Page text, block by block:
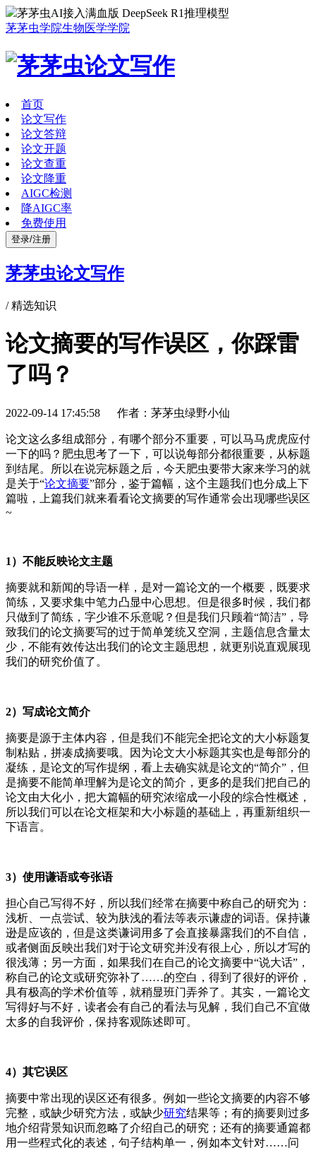
茅茅虫AI接入满血版 DeepSeek R1推理模型
茅茅虫学院生物医学学院
首页
论文写作
论文答辩
论文开题
论文查重
论文降重
AIGC检测
降AIGC率
免费使用
登录/注册
茅茅虫论文写作
/精选知识
论文摘要的写作误区，你踩雷
了吗？
2022-09-14 17:45:58 作者：茅茅虫绿野小仙
论文这么多组成部分，有哪个部分不重要，可以马马虎虎应付
一下的吗？肥虫思考了一下，可以说每部分都很重要，从标题
到结尾。所以在说完标题之后，今天肥虫要带大家来学习的就
是关于“论文摘要”部分，鉴于篇幅，这个主题我们也分成上下
篇啦，上篇我们就来看看论文摘要的写作通常会出现哪些误区
~
1）不能反映论文主题
摘要就和新闻的导语一样，是对一篇论文的一个概要，既要求
简练，又要求集中笔力凸显中心思想。但是很多时候，我们都
只做到了简练，字少谁不乐意呢？但是我们只顾着“简洁”，导
致我们的论文摘要写的过于简单笼统又空洞，主题信息含量太
少，不能有效传达出我们的论文主题思想，就更别说直观展现
我们的研究价值了。
2）写成论文简介
摘要是源于主体内容，但是我们不能完全把论文的大小标题复
制粘贴，拼凑成摘要哦。因为论文大小标题其实也是每部分的
凝练，是论文的写作提纲，看上去确实就是论文的“简介”，但
是摘要不能简单理解为是论文的简介，更多的是我们把自己的
论文由大化小，把大篇幅的研究浓缩成一小段的综合性概述，
所以我们可以在论文框架和大小标题的基础上，再重新组织一
下语言。
3）使用谦语或夸张语
担心自己写得不好，所以我们经常在摘要中称自己的研究为：
浅析、一点尝试、较为肤浅的看法等表示谦虚的词语。保持谦
逊是应该的，但是这类谦词用多了会直接暴露我们的不自信，
或者侧面反映出我们对于论文研究并没有很上心，所以才写的
很浅薄；另一方面，如果我们在自己的论文摘要中“说大话”，
称自己的论文或研究弥补了……的空白，得到了很好的评价，
具有极高的学术价值等，就稍显班门弄斧了。其实，一篇论文
写得好与不好，读者会有自己的看法与见解，我们自己不宜做
太多的自我评价，保持客观陈述即可。
4）其它误区
摘要中常出现的误区还有很多。例如一些论文摘要的内容不够
完整，或缺少研究方法，或缺少研究结果等；有的摘要则过多
地介绍背景知识而忽略了介绍自己的研究；还有的摘要通篇都
用一些程式化的表述，句子结构单一，例如本文针对……问